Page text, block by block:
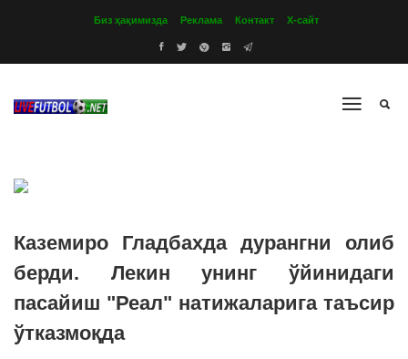
Биз ҳақимизда Реклама Контакт Х-сайт
Каземиро Гладбахда дурангни олиб
берди. Лекин унинг ўйинидаги
пасайиш "Реал" натижаларига таъсир
ўтказмоқда